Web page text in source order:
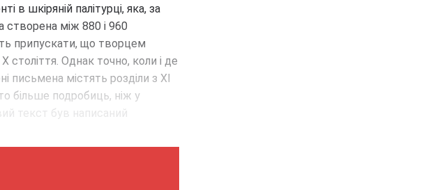
в шкіряній палітурці, яка, за
створена між 880 і 960
припускати, що творцем
століття. Однак точно, коли і де
письмена містять розділи з XI
більше подробиць, ніж у
текст був написаний